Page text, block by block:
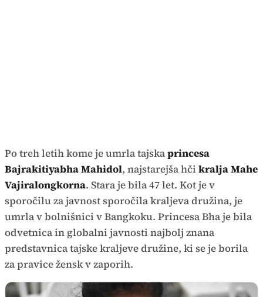
Po treh letih kome je umrla tajskaprincesa
Bajrakitiyabha Mahidol, najstarejša hči kralja Mahe
Vajiralongkorna. Stara je bila 47 let. Kot je v
sporočilu za javnost sporočila kraljeva družina, je
umrla v bolnišnici v Bangkoku. Princesa Bha je bila
odvetnica in globalni javnosti najbolj znana
predstavnica tajske kraljeve družine, ki se je borila
za pravice žensk v zaporih.